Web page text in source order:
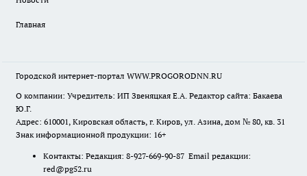
Главная
Городской интернет-портал WWW.PROGORODNN.RU
О компании: Учредитель: ИП Звеняцкая Е.А. Редактор сайта: Бакаева
Ю.Г.
Адрес: 610001, Кировская область, г. Киров, ул. Азина, дом № 80, кв. 31
Знак информационной продукции: 16+
Контакты: Редакция: 8-927-669-90-87 Email редакции:
red@pg52.ru